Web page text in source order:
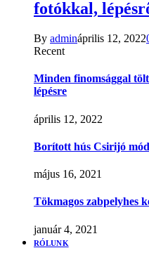
fotókkal,
By admináprilis 12, 2022
Recent
Minden finomsággal
lépésre
április 12, 2022
Borított hús Csirijó
május 16, 2021
Tökmagos zabpelyhes
január 4, 2021
RÓLUNK